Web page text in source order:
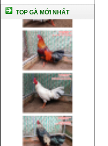
TOP GÀ MỚI NHẤT